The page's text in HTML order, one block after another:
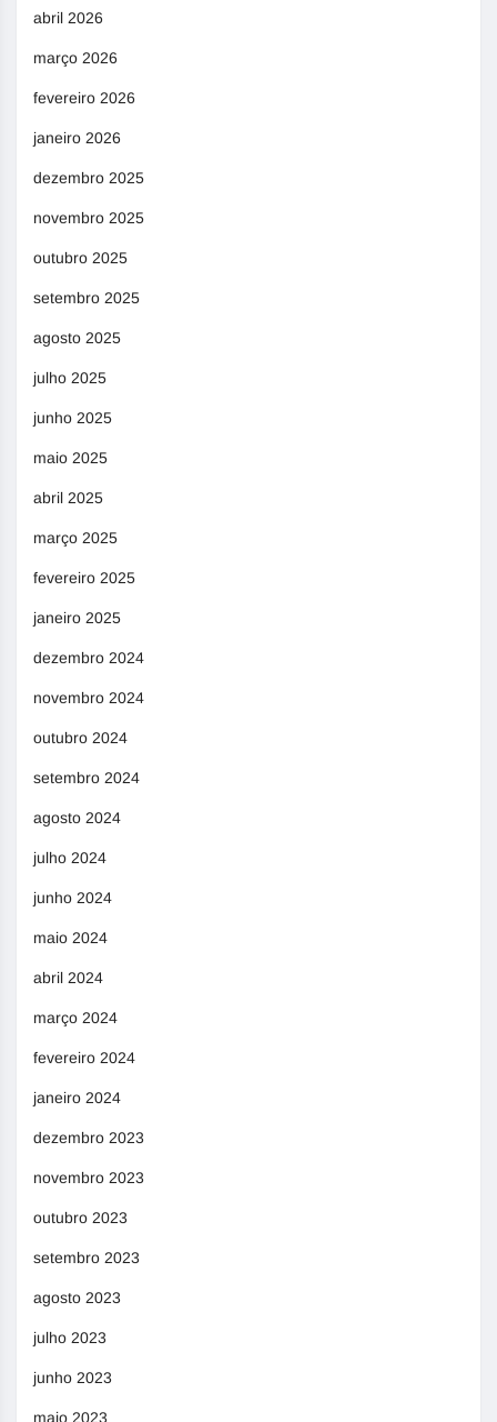
abril 2026
março 2026
fevereiro 2026
janeiro 2026
dezembro 2025
novembro 2025
outubro 2025
setembro 2025
agosto 2025
julho 2025
junho 2025
maio 2025
abril 2025
março 2025
fevereiro 2025
janeiro 2025
dezembro 2024
novembro 2024
outubro 2024
setembro 2024
agosto 2024
julho 2024
junho 2024
maio 2024
abril 2024
março 2024
fevereiro 2024
janeiro 2024
dezembro 2023
novembro 2023
outubro 2023
setembro 2023
agosto 2023
julho 2023
junho 2023
maio 2023